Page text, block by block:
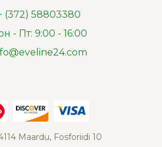
(372) 58803380
- Пт: 9:00 - 16:00
Maardu, Fosforiidi 10